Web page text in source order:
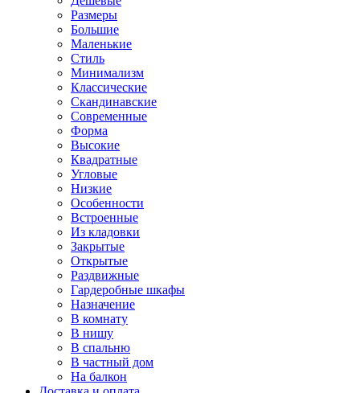
Размеры
Большие
Маленькие
Стиль
Минимализм
Классические
Скандинавские
Современные
Форма
Высокие
Квадратные
Угловые
Низкие
Особенности
Встроенные
Из кладовки
Закрытые
Открытые
Раздвижные
Гардеробные шкафы
Назначение
В комнату
В нишу
В спальню
В частный дом
На балкон